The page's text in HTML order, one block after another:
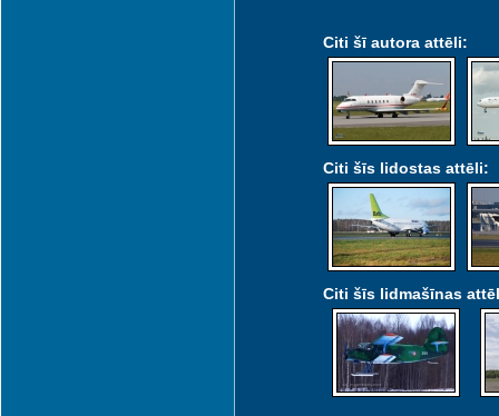
Citi šī autora attēli:
Citi šīs lidostas attēli:
Citi šīs lidmašīnas